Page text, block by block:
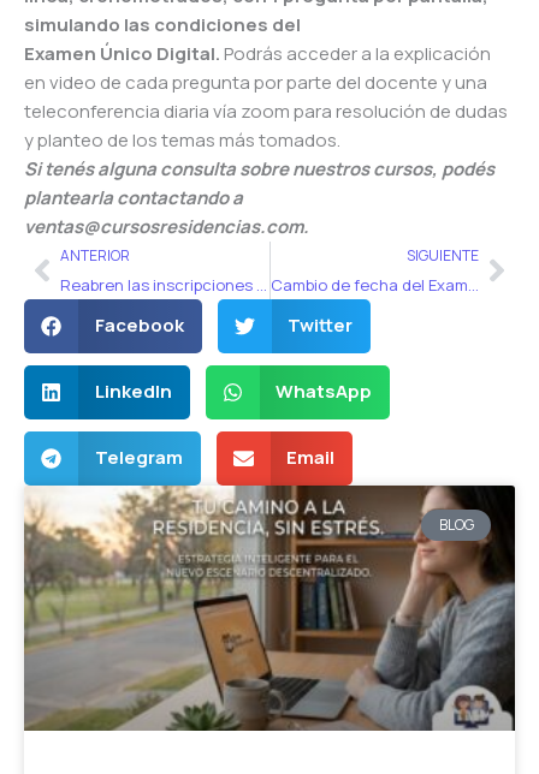
simulando las condiciones del
Examen Único Digital. Podrás acceder a la explicación
en video de cada pregunta por parte del docente y una
teleconferencia diaria vía zoom para resolución de dudas
y planteo de los temas más tomados.
Si tenés alguna consulta sobre nuestros cursos, podés
plantearla contactando a
ventas@cursosresidencias.com.
AntANTERIOR
Reabren las inscripciones del Examen UBA
SIGUIENTE
Cambio de fecha del Examen Único Digital y Ubicuo 2020
Facebook Twitter
LinkedIn WhatsApp
Telegram Email
BLOG